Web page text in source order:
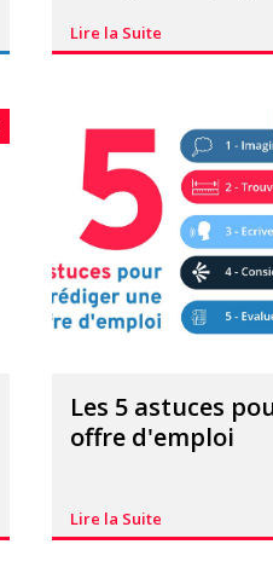
Lire la Suite
Les 5 astuces
offre d'emploi
Lire la Suite